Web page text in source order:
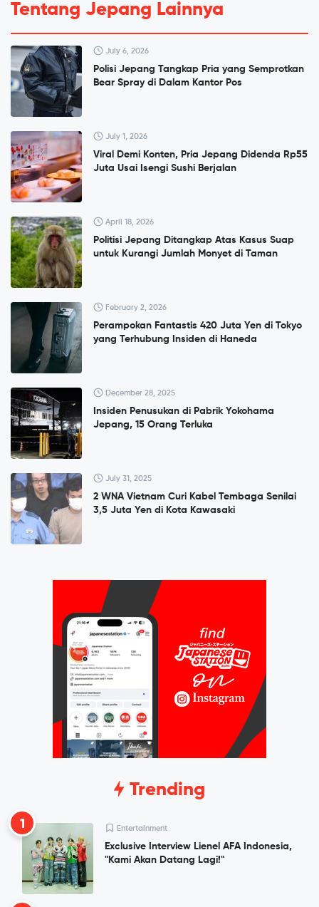
Tentang Jepang Lainnya
July 6, 2026
Polisi Jepang Tangkap Pria yang Semprotkan
Bear Spray di Dalam Kantor Pos
July 1, 2026
Viral Demi Konten, Pria Jepang Didenda Rp55
Juta Usai Isengi Sushi Berjalan
April 18, 2026
Politisi Jepang Ditangkap Atas Kasus Suap
untuk Kurangi Jumlah Monyet di Taman
February 2, 2026
Perampokan Fantastis 420 Juta Yen di Tokyo
yang Terhubung Insiden di Haneda
December 28, 2025
Insiden Penusukan di Pabrik Yokohama
Jepang, 15 Orang Terluka
July 31, 2025
2 WNA Vietnam Curi Kabel Tembaga Senilai
3,5 Juta Yen di Kota Kawasaki
Trending
1 Entertainment
Exclusive Interview Lienel AFA Indonesia,
"Kami Akan Datang Lagi!"